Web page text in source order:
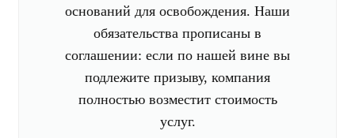
оснований для освобождения. Наши
обязательства прописаны в
соглашении: если по нашей вине вы
подлежите призыву, компания
полностью возместит стоимость
услуг.